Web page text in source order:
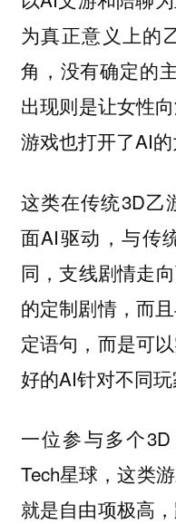
为真正意义上的
角，没有确定的
出现则是让女性
游戏也打开了AI的
这类在传统3D乙
面AI驱动，与传
同，支线剧情走
的定制剧情，而
定语句，而是可
好的AI针对不同玩
一位参与多个
Tech星球，这类
就是自由项极高